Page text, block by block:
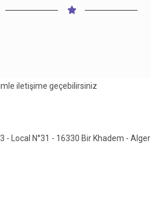
iletişime geçebilirsiniz
- Local N°31 - 16330 Bir Khadem - Alger